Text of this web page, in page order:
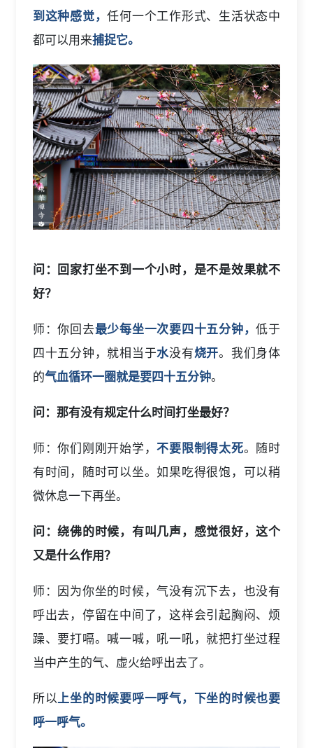
到这种感觉，任何一个工作形式、生活状态中
都可以用来捕捉它。
问：回家打坐不到一个小时，是不是效果就不
好？
师：你回去最少每坐一次要四十五分钟，低于
四十五分钟，就相当于水没有烧开。我们身体
的气血循环一圈就是要四十五分钟。
问：那有没有规定什么时间打坐最好？
师：你们刚刚开始学，不要限制得太死。随时
有时间，随时可以坐。如果吃得很饱，可以稍
微休息一下再坐。
问：绕佛的时候，有叫几声，感觉很好，这个
又是什么作用？
师：因为你坐的时候，气没有沉下去，也没有
呼出去，停留在中间了，这样会引起胸闷、烦
躁、要打嗝。喊一喊，吼一吼，就把打坐过程
当中产生的气、虚火给呼出去了。
所以上坐的时候要呼一呼气，下坐的时候也要
呼一呼气。